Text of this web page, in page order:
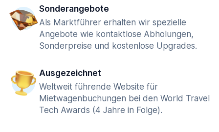
Sonderangebote
Als Marktführer erhalten wir spezielle
Angebote wie kontaktlose Abholungen,
Sonderpreise und kostenlose Upgrades.
Ausgezeichnet
Weltweit führende Website für
Mietwagenbuchungen bei den World Travel
Tech Awards (4 Jahre in Folge).